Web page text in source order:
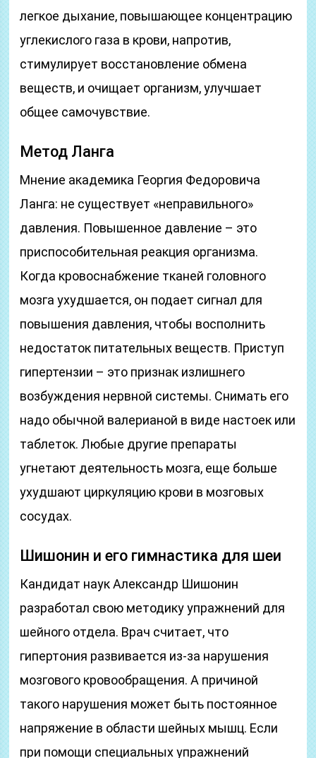
легкое дыхание, повышающее концентрацию
углекислого газа в крови, напротив,
стимулирует восстановление обмена
веществ, и очищает организм, улучшает
общее самочувствие.
Метод Ланга
Мнение академика Георгия Федоровича
Ланга: не существует «неправильного»
давления. Повышенное давление – это
приспособительная реакция организма.
Когда кровоснабжение тканей головного
мозга ухудшается, он подает сигнал для
повышения давления, чтобы восполнить
недостаток питательных веществ. Приступ
гипертензии – это признак излишнего
возбуждения нервной системы. Снимать его
надо обычной валерианой в виде настоек или
таблеток. Любые другие препараты
угнетают деятельность мозга, еще больше
ухудшают циркуляцию крови в мозговых
сосудах.
Шишонин и его гимнастика для шеи
Кандидат наук Александр Шишонин
разработал свою методику упражнений для
шейного отдела. Врач считает, что
гипертония развивается из-за нарушения
мозгового кровообращения. А причиной
такого нарушения может быть постоянное
напряжение в области шейных мышц. Если
при помощи специальных упражнений